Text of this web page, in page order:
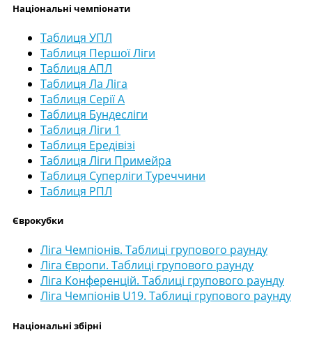
Національні чемпіонати
Таблиця УПЛ
Таблиця Першої Ліги
Таблиця АПЛ
Таблиця Ла Ліга
Таблиця Серії А
Таблиця Бундесліги
Таблиця Ліги 1
Таблиця Ередівізі
Таблиця Ліги Примейра
Таблиця Суперліги Туреччини
Таблиця РПЛ
Єврокубки
Ліга Чемпіонів. Таблиці групового раунду
Ліга Європи. Таблиці групового раунду
Ліга Конференцій. Таблиці групового раунду
Ліга Чемпіонів U19. Таблиці групового раунду
Національні збірні